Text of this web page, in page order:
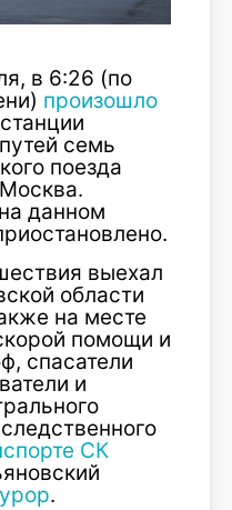
в 6:26 (по
произошло
семь
поезда
данном
выехал
области
на месте
помощи и
спасатели
и
СК
.